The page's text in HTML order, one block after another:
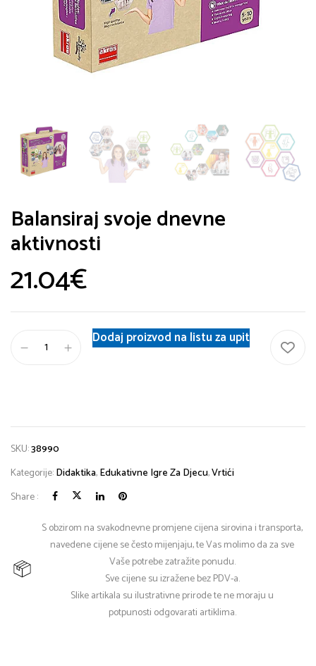
Balansiraj svoje dnevne
aktivnosti
21.04€
Dodaj proizvod na listu za upit
SKU:38990
Kategorije:Didaktika,Edukativne Igre Za Djecu,Vrtići
Share :
S obzirom na svakodnevne promjene cijena sirovina i transporta,
navedene cijene se često mijenjaju, te Vas molimo da za sve
Vaše potrebe zatražite ponudu.
Sve cijene su izražene bez PDV-a.
Slike artikala su ilustrativne prirode te ne moraju u
potpunosti odgovarati artiklima.